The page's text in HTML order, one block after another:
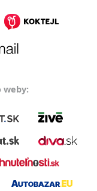
weby: